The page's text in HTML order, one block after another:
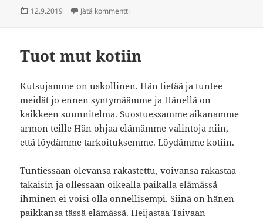
Julkaistu
12.9.2019 Jätä kommentti
Tuot mut kotiin
Kutsujamme on uskollinen. Hän tietää ja tuntee
meidät jo ennen syntymäämme ja Hänellä on
kaikkeen suunnitelma. Suostuessamme aikanamme
armon teille Hän ohjaa elämämme valintoja niin,
että löydämme tarkoituksemme. Löydämme kotiin.
Tuntiessaan olevansa rakastettu, voivansa rakastaa
takaisin ja ollessaan oikealla paikalla elämässä
ihminen ei voisi olla onnellisempi. Siinä on hänen
paikkansa tässä elämässä. Heijastaa Taivaan